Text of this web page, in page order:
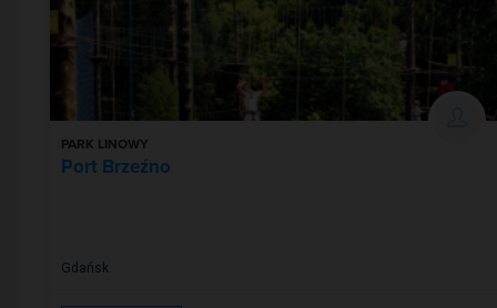
PARK LINOWY
Port Brzeźno
Gdańsk